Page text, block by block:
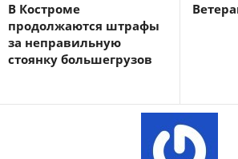
В Костроме
продолжаются штрафы
за неправильную
стоянку большегрузов